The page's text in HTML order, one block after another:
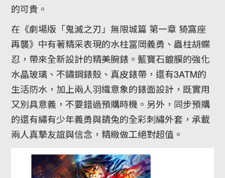
的可貴。
在《劇場版「鬼滅之刃」無限城篇 第一章 猗窩座
再襲》中有著精采表現的水柱冨岡義勇、蟲柱胡蝶
忍，帶來全新設計的精美腕錶。藍寶石鍍膜的強化
水晶玻璃、不鏽鋼錶殼、真皮錶帶，還有3ATM的
生活防水，加上兩人羽織意象的錶面設計，既實用
又別具意義，不要錯過預購時機。另外，同步預購
的還有繡有少年義勇與錆兔的全彩刺繡外套，承載
兩人真摯友誼與信念，精緻做工絕對超值。